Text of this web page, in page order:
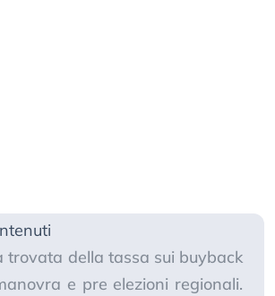
trovata della tassa sui buyback
e pre elezioni regionali.